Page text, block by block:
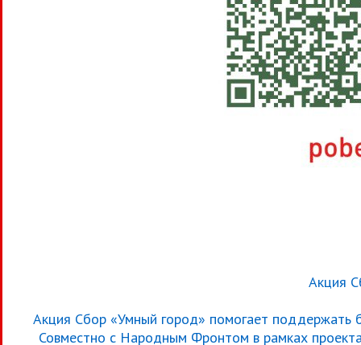
Акция
Акция Сбор «Умный город» помогает поддержать
Совместно с Народным Фронтом в рамках